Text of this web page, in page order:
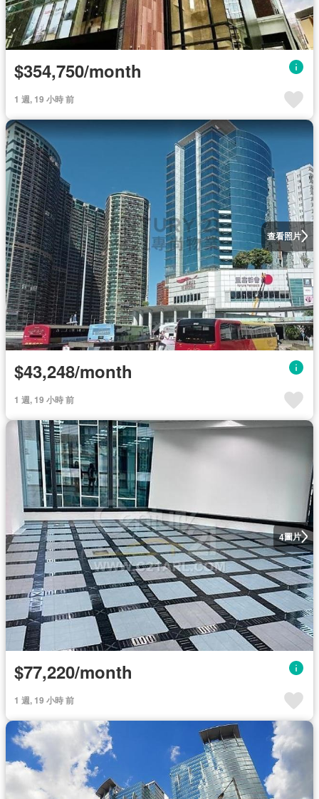
$354,750/month
1 週, 19 小時 前
查看照片
$43,248/month
1 週, 19 小時 前
4圖片
$77,220/month
1 週, 19 小時 前